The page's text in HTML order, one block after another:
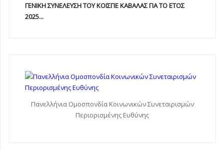
ΓΕΝΙΚΗ ΣΥΝΕΛΕΥΣΗ ΤΟΥ ΚΟΙΣΠΕ ΚΑΒΑΛΑΣ ΓΙΑ ΤΟ ΕΤΟΣ
2025...
Πανελλήνια Ομοσπονδία Κοινωνικών Συνεταιρισμών
Περιορισμένης Ευθύνης